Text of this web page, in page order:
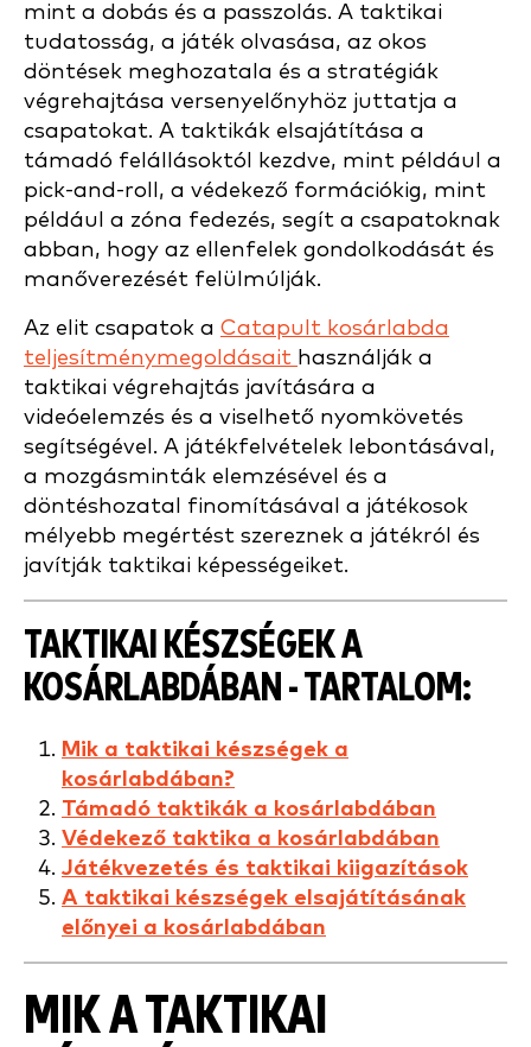
mint a dobás és a passzolás. A taktikai
tudatosság, a játék olvasása, az okos
döntések meghozatala és a stratégiák
végrehajtása versenyelőnyhöz juttatja a
csapatokat. A taktikák elsajátítása a
támadó felállásoktól kezdve, mint például a
pick-and-roll, a védekező formációkig, mint
például a zóna fedezés, segít a csapatoknak
abban, hogy az ellenfelek gondolkodását és
manőverezését felülmúlják.
Az elit csapatok a Catapult kosárlabda
teljesítménymegoldásait használják a
taktikai végrehajtás javítására a
videóelemzés és a viselhető nyomkövetés
segítségével. A játékfelvételek lebontásával,
a mozgásminták elemzésével és a
döntéshozatal finomításával a játékosok
mélyebb megértést szereznek a játékról és
javítják taktikai képességeiket.
TAKTIKAI KÉSZSÉGEK A
KOSÁRLABDÁBAN - TARTALOM:
Mik a taktikai készségek a
kosárlabdában?
Támadó taktikák a kosárlabdában
Védekező taktika a kosárlabdában
Játékvezetés és taktikai kiigazítások
A taktikai készségek elsajátításának
előnyei a kosárlabdában
MIK A TAKTIKAI